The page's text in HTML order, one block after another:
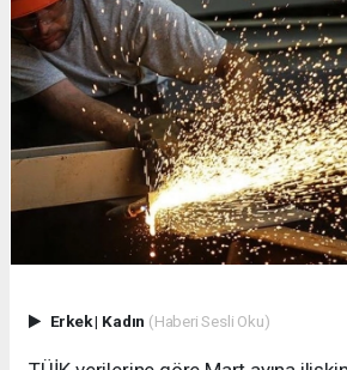
Erkek| Kadın (Haberi Sesli Oku)